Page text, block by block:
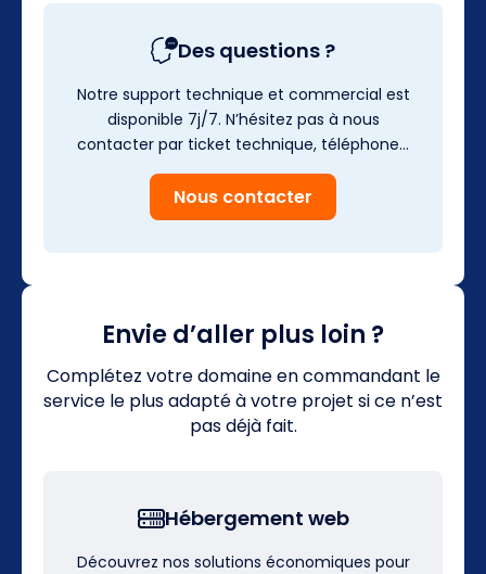
Des questions ?
Notre support technique et commercial est
disponible 7j/7. N’hésitez pas à nous
contacter par ticket technique, téléphone…
Nous contacter
Envie d’aller plus loin ?
Complétez votre domaine en commandant le
service le plus adapté à votre projet si ce n’est
pas déjà fait.
Hébergement web
Découvrez nos solutions économiques pour